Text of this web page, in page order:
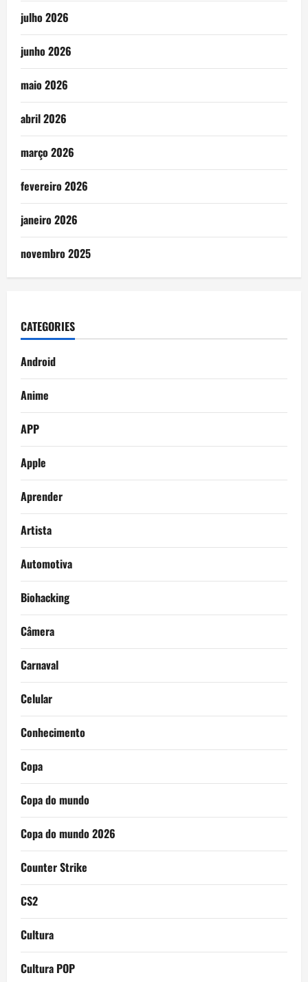
julho 2026
junho 2026
maio 2026
abril 2026
março 2026
fevereiro 2026
janeiro 2026
novembro 2025
CATEGORIES
Android
Anime
APP
Apple
Aprender
Artista
Automotiva
Biohacking
Câmera
Carnaval
Celular
Conhecimento
Copa
Copa do mundo
Copa do mundo 2026
Counter Strike
CS2
Cultura
Cultura POP